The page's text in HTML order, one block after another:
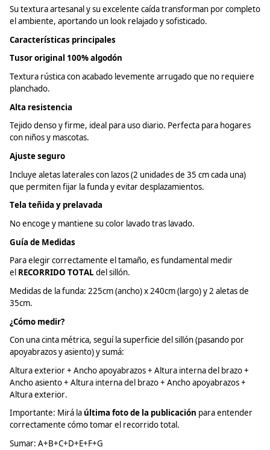
Su textura artesanal y su excelente caída transforman por completo
el ambiente, aportando un look relajado y sofisticado.
Características principales
Tusororiginal 100% algodón
Textura rústica con acabado levemente arrugado que no requiere
planchado.
Alta resistencia
Tejido denso y firme, ideal para uso diario. Perfecta para hogares
con niños y mascotas.
Ajuste seguro
Incluye aletas laterales con lazos (2 unidades de 35 cm cada una)
que permiten fijar la funda y evitar desplazamientos.
Tela teñida y prelavada
No encoge y mantiene su color lavado tras lavado.
Guía de Medidas
Para elegir correctamente el tamaño, es fundamental medir
el RECORRIDO TOTAL del sillón.
Medidas de la funda: 225cm (ancho) x 240cm (largo) y 2 aletas de
35cm.
¿Cómo medir?
Con una cinta métrica, seguí la superficie del sillón (pasando por
apoyabrazos y asiento) ysumá:
Altura exterior + Ancho apoyabrazos + Altura interna del brazo +
Ancho asiento + Altura interna del brazo + Ancho apoyabrazos +
Altura exterior.
Importante: Mirá la última foto de la publicación para entender
correctamente cómo tomar el recorrido total.
Sumar: A+B+C+D+E+F+G